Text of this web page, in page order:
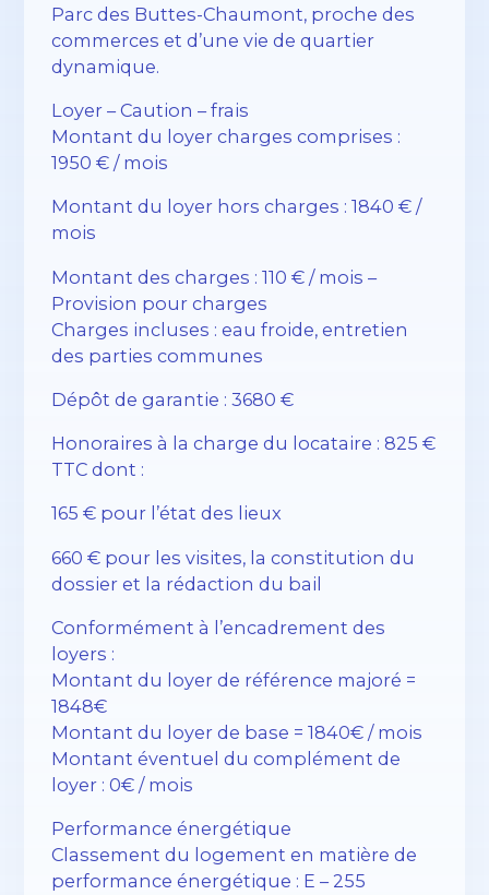
Parc des Buttes-Chaumont, proche des
commerces et d’une vie de quartier
dynamique.
Loyer – Caution – frais
Montant du loyer charges comprises :
1950 € / mois
Montant du loyer hors charges : 1840 € /
mois
Montant des charges : 110 € / mois –
Provision pour charges
Charges incluses : eau froide, entretien
des parties communes
Dépôt de garantie : 3680 €
Honoraires à la charge du locataire : 825 €
TTC dont :
165 € pour l’état des lieux
660 € pour les visites, la constitution du
dossier et la rédaction du bail
Conformément à l’encadrement des
loyers :
Montant du loyer de référence majoré =
1848€
Montant du loyer de base = 1840€ / mois
Montant éventuel du complément de
loyer : 0€ / mois
Performance énergétique
Classement du logement en matière de
performance énergétique : E – 255